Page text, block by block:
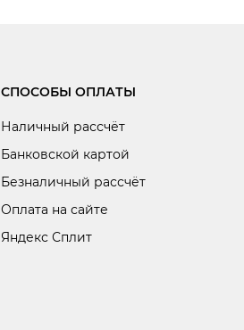
СПОСОБЫ ОПЛАТЫ
Наличный рассчёт
Банковской картой
Безналичный рассчёт
Оплата на сайте
Яндекс Сплит